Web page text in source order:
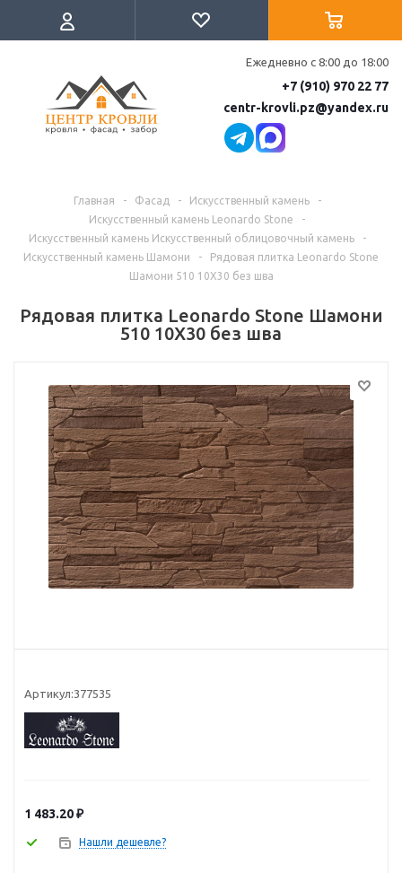
Ежедневно с 8:00 до 18:00
+7 (910) 970 22 77
centr-krovli.pz@yandex.ru
Главная - Фасад - Искусственный камень
-
Искусственный камень Leonardo Stone
-
Искусственный камень Искусственный облицовочный камень
-
Искусственный камень Шамони
-
Рядовая плитка Leonardo Stone
Шамони 510 10Х30 без шва
Рядовая плитка Leonardo Stone Шамони
510 10Х30 без шва
Артикул:377535
1 483.20₽
Нашли дешевле?